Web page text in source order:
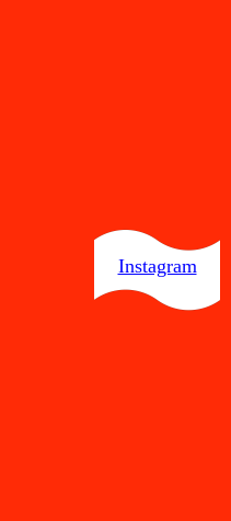
Instagram